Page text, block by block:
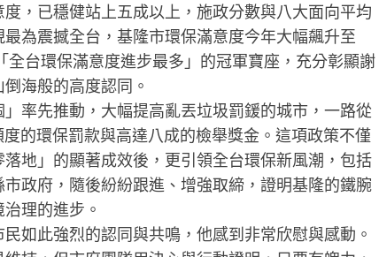
，已穩健站上五成以上，施政分數與八大面向平均
為震撼全台，基隆市環保滿意度今年大幅飆升至
台環保滿意度進步最多」的冠軍寶座，充分彰顯謝
海般的高度認同。
率先推動，大幅提高亂丟垃圾罰鍰的城市，一路從
的環保罰款與高達八成的檢舉獎金。這項政策不僅
地」的顯著成效後，更引領全台環保新風潮，包括
政府，隨後紛紛跟進、增強取締，證明基隆的鐵腕
理的進步。
如此強烈的認同與共鳴，他感到非常欣慰與感動。